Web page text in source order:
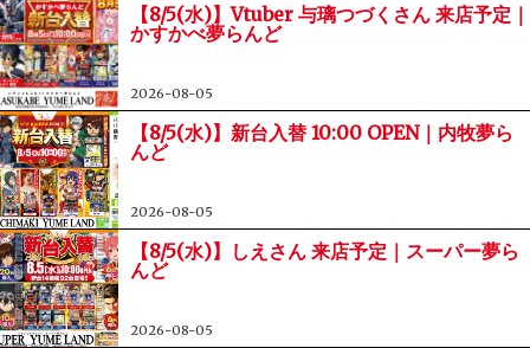
2026-08-05
【8/5(水)】Vtuber 与璃つづくさん 来店予定｜
かすかべ夢らんど
2026-08-05
【8/5(水)】新台入替 10:00 OPEN｜内牧夢ら
んど
2026-08-05
【8/5(水)】しえさん 来店予定｜スーパー夢ら
んど